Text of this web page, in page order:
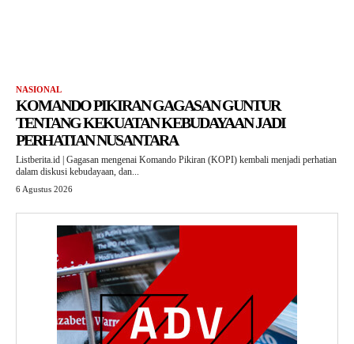
NASIONAL
KOMANDO PIKIRAN GAGASAN GUNTUR
TENTANG KEKUATAN KEBUDAYAAN JADI
PERHATIAN NUSANTARA
Listberita.id | Gagasan mengenai Komando Pikiran (KOPI) kembali menjadi perhatian
dalam diskusi kebudayaan, dan...
6 Agustus 2026